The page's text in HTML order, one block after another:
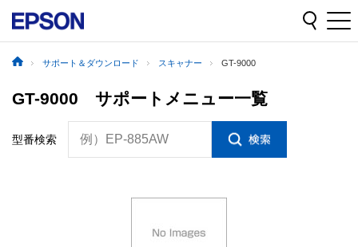
サポート＆ダウンロード スキャナー GT-9000
GT-9000 サポートメニュー一覧
型番検索 例）EP-885AW